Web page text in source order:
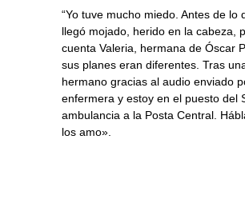
“Yo tuve mucho miedo. Antes de
llegó mojado, herido en la cabeza,
cuenta Valeria, hermana de Óscar
sus planes eran diferentes. Tras
hermano gracias al audio enviado
enfermera y estoy en el puesto del
ambulancia a la Posta Central.
los amo».